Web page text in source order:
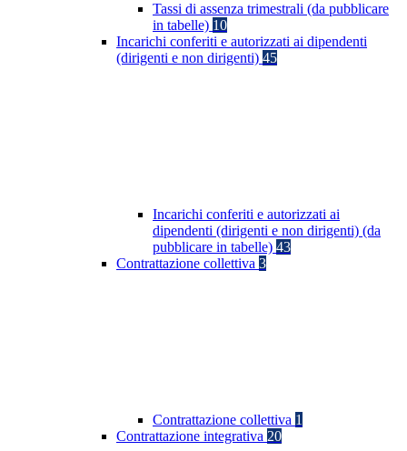
Tassi di assenza trimestrali (da pubblicare
in tabelle) 10
Incarichi conferiti e autorizzati ai dipendenti
(dirigenti e non dirigenti) 45
Incarichi conferiti e autorizzati ai
dipendenti (dirigenti e non dirigenti) (da
pubblicare in tabelle) 43
Contrattazione collettiva 3
Contrattazione collettiva 1
Contrattazione integrativa 20